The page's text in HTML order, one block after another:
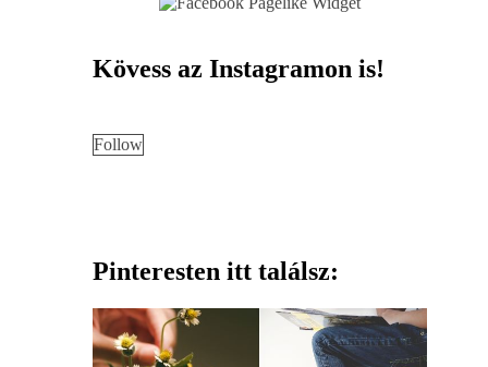
Kövess az Instagramon is!
Follow
Pinteresten itt találsz: